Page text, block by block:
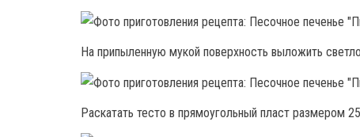
На припыленную мукой поверхность выложить
Раскатать тесто в прямоугольный пласт размером